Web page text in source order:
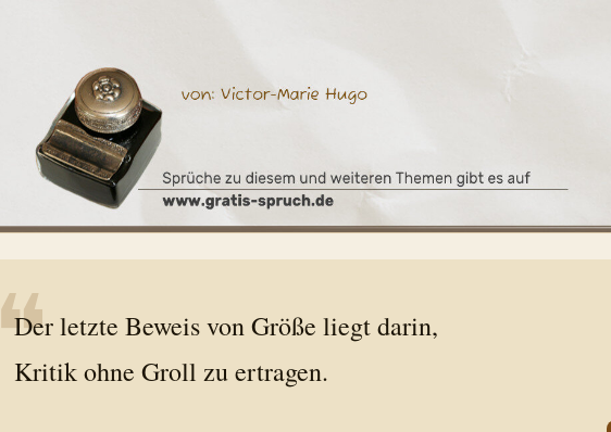
❝
Der letzte Beweis von Größe liegt darin,
Kritik ohne Groll zu ertragen.